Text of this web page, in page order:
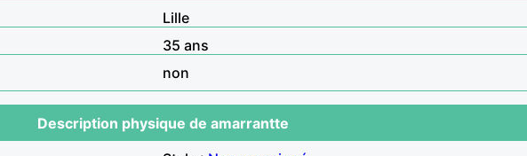
Lille
35 ans
non
Description physique de amarrantte